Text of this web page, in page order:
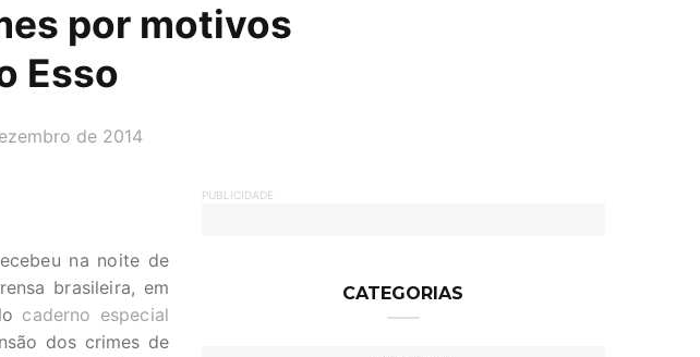
por motivos
Esso
de 2014
na noite de
brasileira, em
caderno especial
dos crimes de
PUBLICIDADE
CATEGORIAS